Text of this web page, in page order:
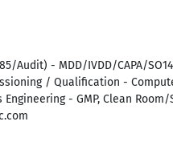
Audit) - MDD/IVDD/CAPA/
/ Qualification -
Engineering - GMP, Clean